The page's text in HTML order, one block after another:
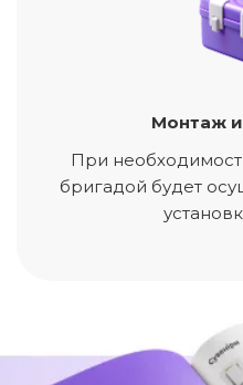
Монтаж и
При
бригадой будет